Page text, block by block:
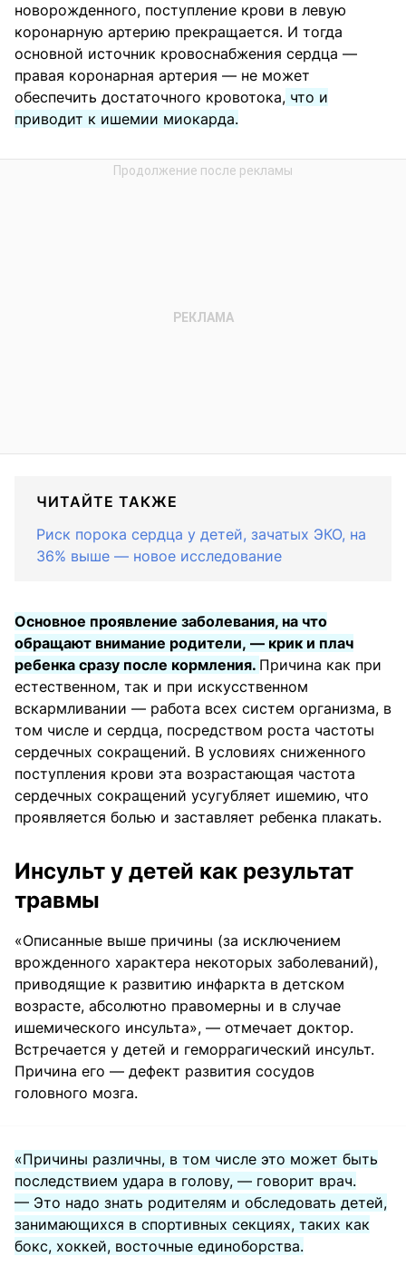
новорожденного, поступление крови в левую
коронарную артерию прекращается. И тогда
основной источник кровоснабжения сердца —
правая коронарная артерия — не может
обеспечить достаточного кровотока, что и
приводит к ишемии миокарда.
ЧИТАЙТЕ ТАКЖЕ
Риск порока сердца у детей, зачатых ЭКО, на
36% выше — новое исследование
Основное проявление заболевания, на что
обращают внимание родители, — крик и плач
ребенка сразу после кормления. Причина как при
естественном, так и при искусственном
вскармливании — работа всех систем организма, в
том числе и сердца, посредством роста частоты
сердечных сокращений. В условиях сниженного
поступления крови эта возрастающая частота
сердечных сокращений усугубляет ишемию, что
проявляется болью и заставляет ребенка плакать.
Инсульт у детей как результат
травмы
«Описанные выше причины (за исключением
врожденного характера некоторых заболеваний),
приводящие к развитию инфаркта в детском
возрасте, абсолютно правомерны и в случае
ишемического инсульта», — отмечает доктор.
Встречается у детей и геморрагический инсульт.
Причина его — дефект развития сосудов
головного мозга.
«Причины различны, в том числе это может быть
последствием удара в голову, — говорит врач.
— Это надо знать родителям и обследовать детей,
занимающихся в спортивных секциях, таких как
бокс, хоккей, восточные единоборства.